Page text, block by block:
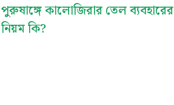
পুরুষাঙ্গে কালোজিরার তেল ব্যবহারের
নিয়ম কি?